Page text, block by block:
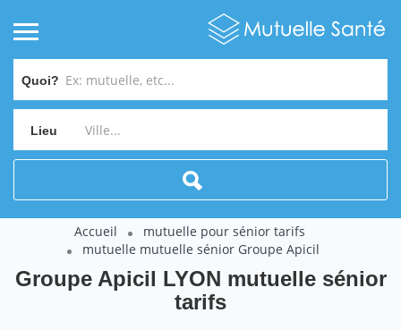
Quoi?
Lieu
Accueil
mutuelle pour sénior tarifs
mutuelle mutuelle sénior Groupe Apicil
Groupe Apicil LYON mutuelle sénior
tarifs